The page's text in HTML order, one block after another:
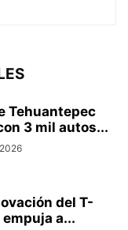
Tehuantepec
3 mil autos...
del T-
empuja a...